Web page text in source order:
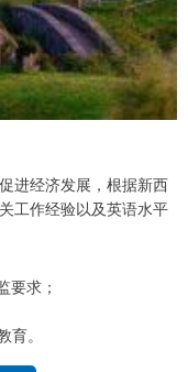
进经济发展，根据新西
工作经验以及英语水平
要求；
育。